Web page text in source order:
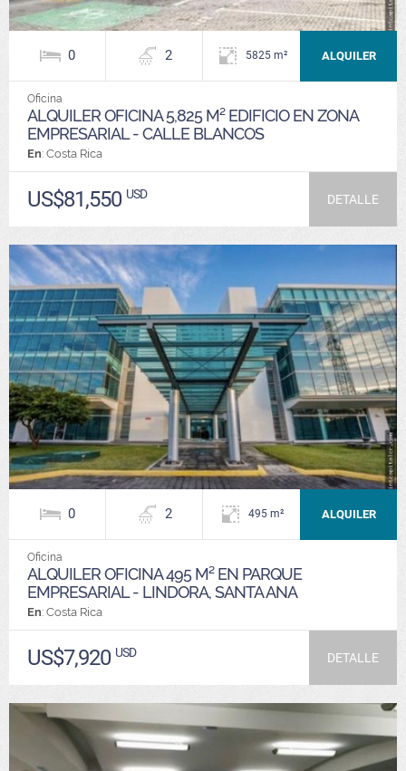
0 2 5825 m² ALQUILER
Oficina
ALQUILER OFICINA 5,825 M² EDIFICIO EN ZONA
EMPRESARIAL - CALLE BLANCOS
En: Costa Rica
US$81,550 USD DETALLE
0 2 495 m² ALQUILER
Oficina
ALQUILER OFICINA 495 M² EN PARQUE
EMPRESARIAL - LINDORA, SANTA ANA
En: Costa Rica
US$7,920 USD DETALLE